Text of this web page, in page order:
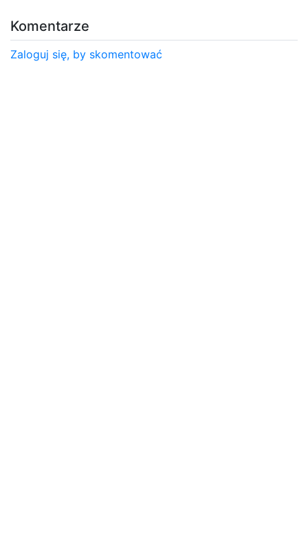
Komentarze
Zaloguj się, by skomentować